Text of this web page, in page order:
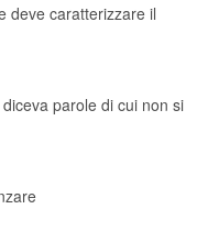
deve caratterizzare il
parole di cui non si